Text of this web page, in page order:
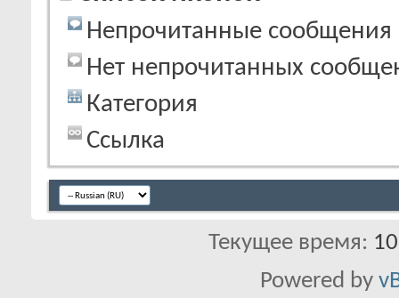
Непрочитанные сообщения
Нет непрочитанных
Категория
Ссылка
Текущее время:
Powered by